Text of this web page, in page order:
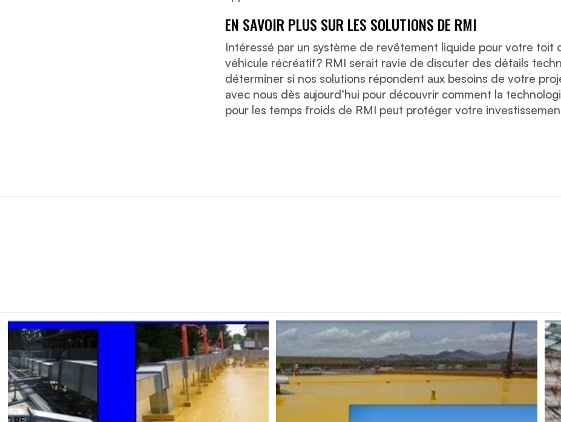
EN SAVOIR PLUS SUR LES SOLUTIONS DE RMI
Intéressé par un système de revêtement liquide pour votre toit
véhicule récréatif? RMI serait ravie de discuter des détails
déterminer si nos solutions répondent aux besoins de votre
avec nous dès aujourd’hui pour découvrir comment la
pour les temps froids de RMI peut protéger votre